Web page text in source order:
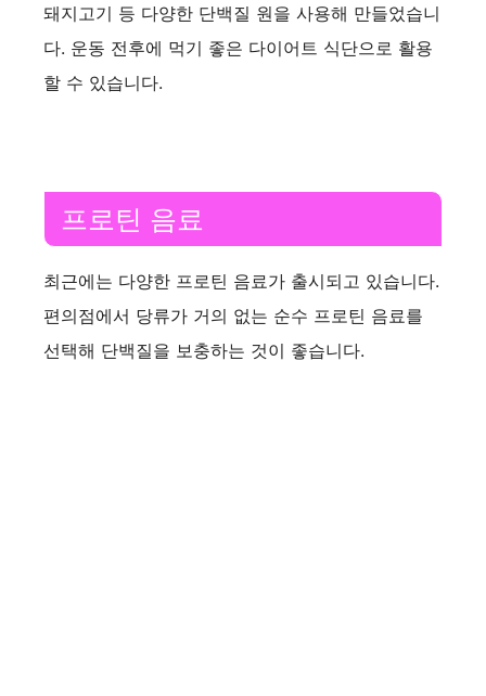
돼지고기 등 다양한 단백질 원을 사용해 만들었습니
다. 운동 전후에 먹기 좋은 다이어트 식단으로 활용
할 수 있습니다.
프로틴 음료
최근에는 다양한 프로틴 음료가 출시되고 있습니다.
편의점에서 당류가 거의 없는 순수 프로틴 음료를
선택해 단백질을 보충하는 것이 좋습니다.